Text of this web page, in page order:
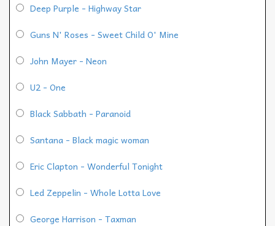
Deep Purple - Highway Star
Guns N' Roses - Sweet Child O' Mine
John Mayer - Neon
U2 - One
Black Sabbath - Paranoid
Santana - Black magic woman
Eric Clapton - Wonderful Tonight
Led Zeppelin - Whole Lotta Love
George Harrison - Taxman